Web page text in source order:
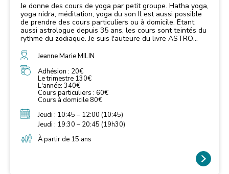
Je donne des cours de yoga par petit groupe. Hatha yoga,
yoga nidra, méditation, yoga du son Il est aussi possible
de prendre des cours particuliers ou à domicile. Etant
aussi astrologue depuis 35 ans, les cours sont teintés du
rythme du zodiaque. Je suis l'auteure du livre ASTRO
le 21 août 2024, il s'agit du yoga notamment selon le
signe astral.
Jeanne Marie MILIN
Adhésion : 20€
Le trimestre 130€
L'année: 340€
Cours particuliers : 60€
Cours à domicile 80€
Jeudi : 10:45 – 12:00 (10:45)
Jeudi : 19:30 – 20:45 (19h30)
À partir de 15 ans